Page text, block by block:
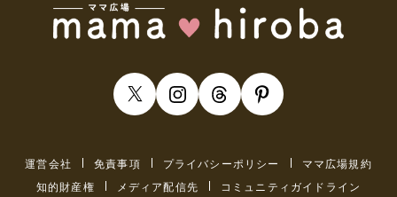
運営会社 免責事項 プライバシーポリシー
ママ広場規約
知的財産権
メディア配信先 コミュニティガイドライン